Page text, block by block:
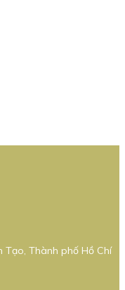
Tạo, Thành phố Hồ Chí